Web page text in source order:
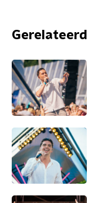
Gerelateerd